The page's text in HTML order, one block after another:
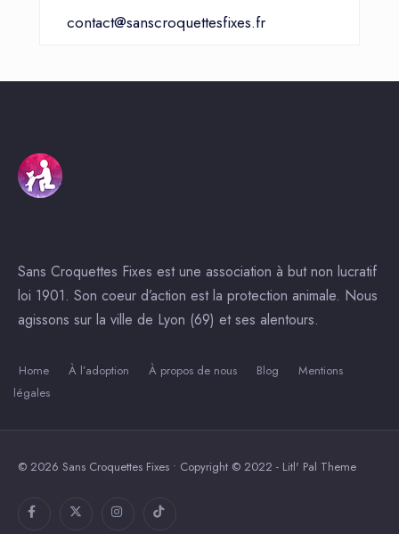
contact@sanscroquettesfixes.fr
Sans Croquettes Fixes est une association à but non lucratif
loi 1901. Son coeur d’action est la protection animale. Nous
agissons sur la ville de Lyon (69) et ses alentours.
Home À l’adoption À propos de nous Blog
Mentions
légales
© 2026 Sans Croquettes Fixes • Copyright © 2022 - Litl' Pal Theme